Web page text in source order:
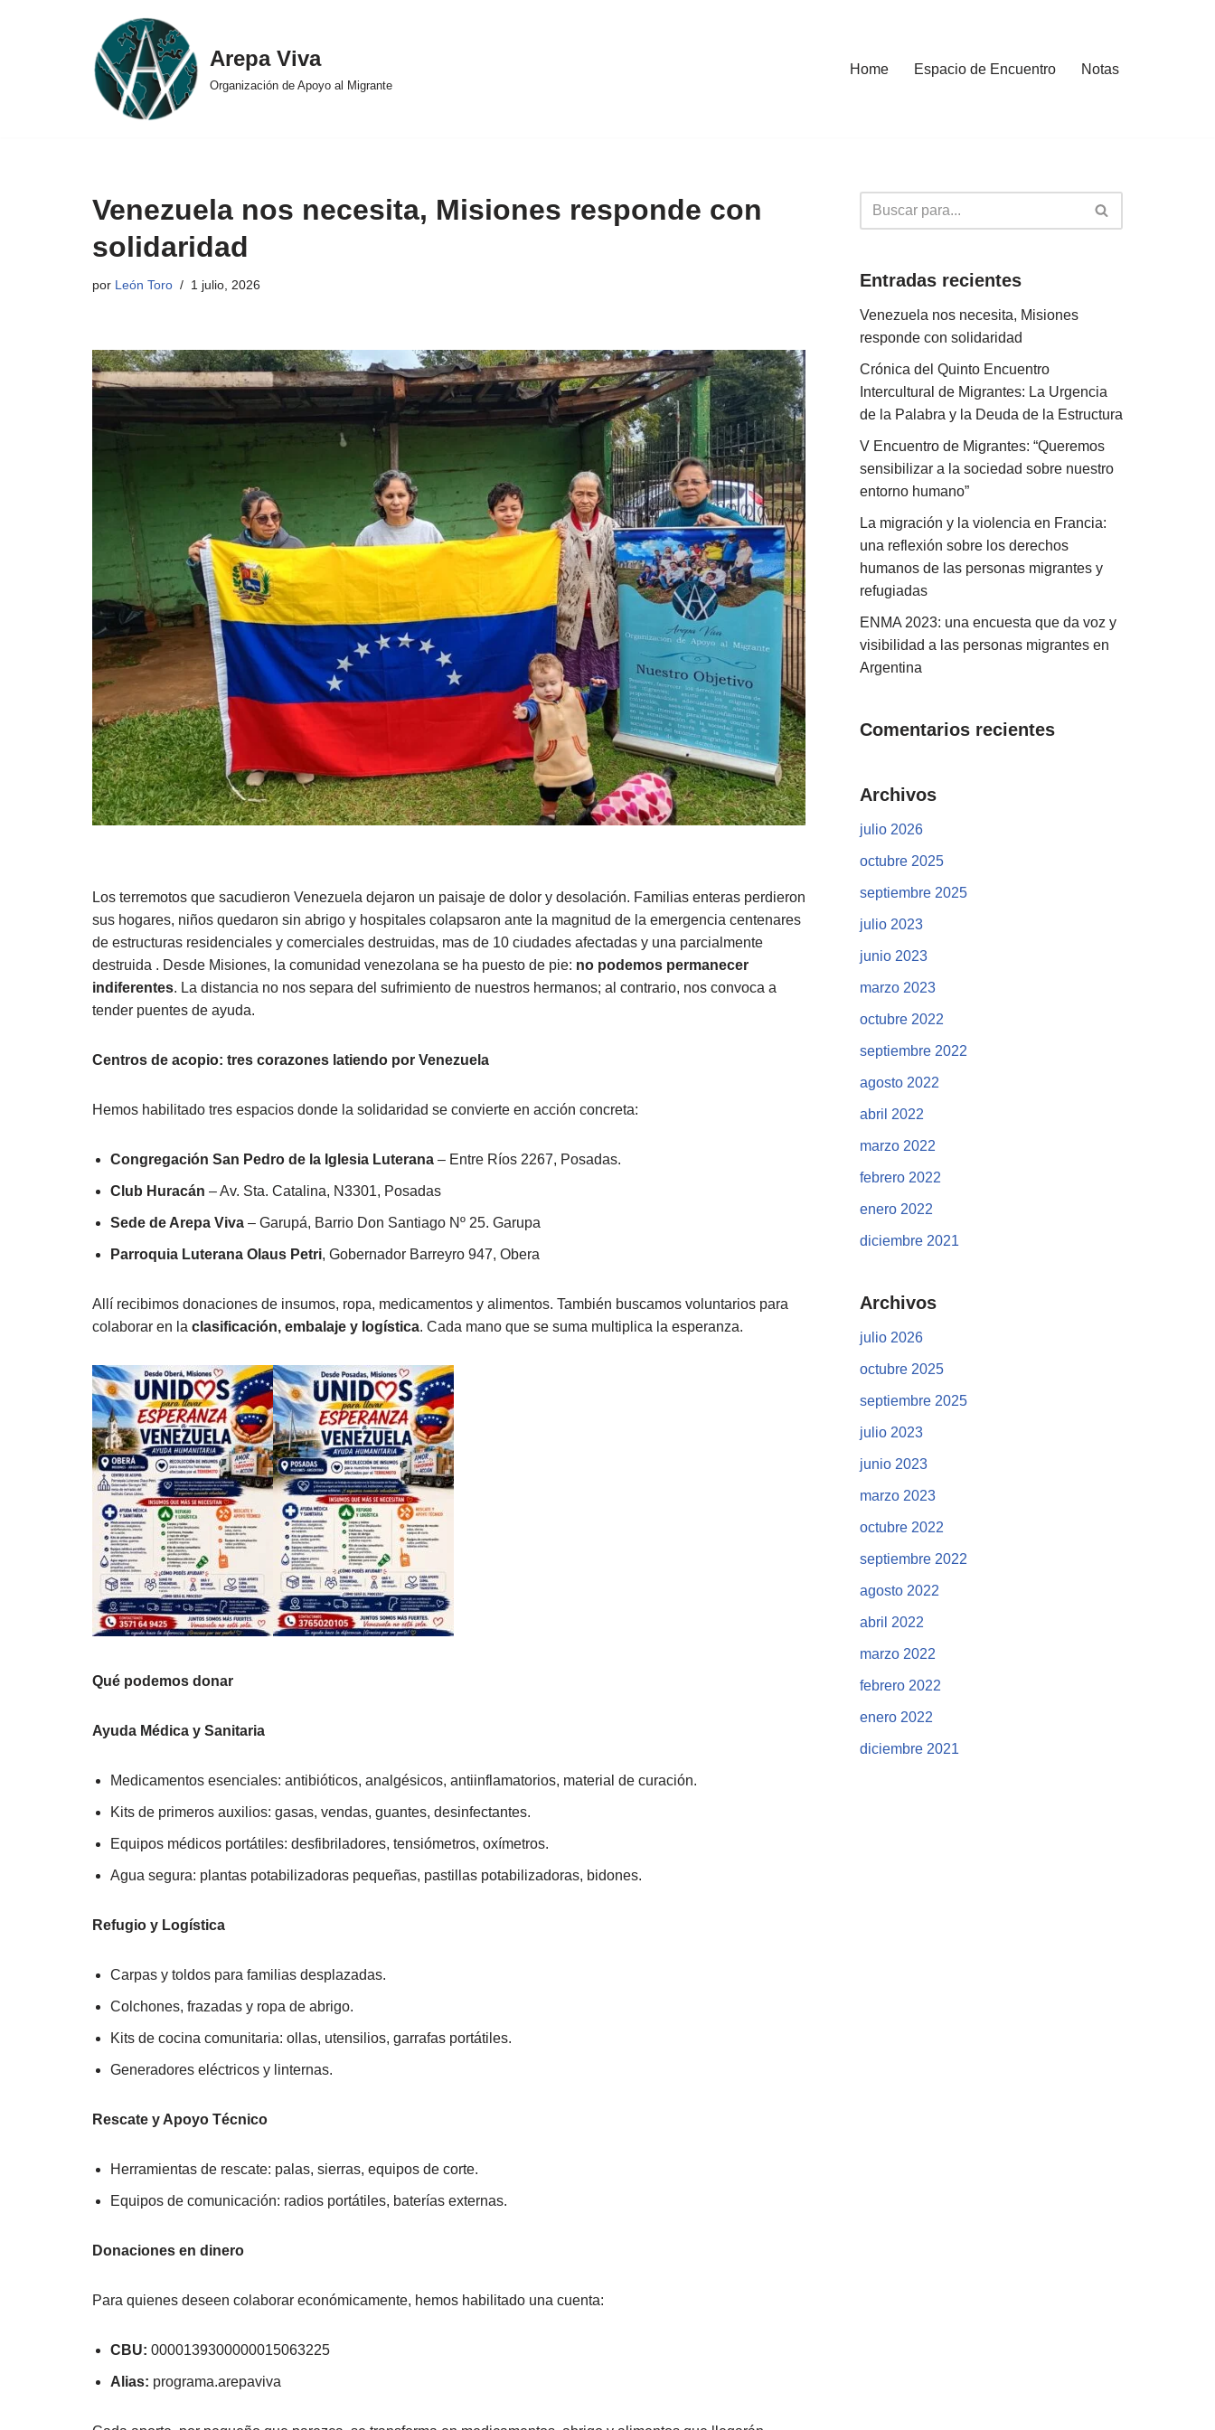
Arepa Viva
Organización de Apoyo al Migrante
Home Espacio de Encuentro Notas
Venezuela nos necesita, Misiones responde con
solidaridad
por León Toro 1 julio, 2026
Los terremotos que sacudieron Venezuela dejaron un paisaje de dolor y desolación. Familias enteras perdieron
sus hogares, niños quedaron sin abrigo y hospitales colapsaron ante la magnitud de la emergencia centenares
de estructuras residenciales y comerciales destruidas, mas de 10 ciudades afectadas y una parcialmente
destruida . Desde Misiones, la comunidad venezolana se ha puesto de pie: no podemos permanecer
indiferentes. La distancia no nos separa del sufrimiento de nuestros hermanos; al contrario, nos convoca a
tender puentes de ayuda.
Centros de acopio: tres corazones latiendo por Venezuela
Hemos habilitado tres espacios donde la solidaridad se convierte en acción concreta:
Congregación San Pedro de la Iglesia Luterana – Entre Ríos 2267, Posadas.
Club Huracán – Av. Sta. Catalina, N3301, Posadas
Sede de Arepa Viva – Garupá, Barrio Don Santiago Nº 25. Garupa
Parroquia Luterana Olaus Petri, Gobernador Barreyro 947, Obera
Allí recibimos donaciones de insumos, ropa, medicamentos y alimentos. También buscamos voluntarios para
colaborar en la clasificación, embalaje y logística. Cada mano que se suma multiplica la esperanza.
Qué podemos donar
Ayuda Médica y Sanitaria
Medicamentos esenciales: antibióticos, analgésicos, antiinflamatorios, material de curación.
Kits de primeros auxilios: gasas, vendas, guantes, desinfectantes.
Equipos médicos portátiles: desfibriladores, tensiómetros, oxímetros.
Agua segura: plantas potabilizadoras pequeñas, pastillas potabilizadoras, bidones.
Refugio y Logística
Carpas y toldos para familias desplazadas.
Colchones, frazadas y ropa de abrigo.
Kits de cocina comunitaria: ollas, utensilios, garrafas portátiles.
Generadores eléctricos y linternas.
Rescate y Apoyo Técnico
Herramientas de rescate: palas, sierras, equipos de corte.
Equipos de comunicación: radios portátiles, baterías externas.
Donaciones en dinero
Para quienes deseen colaborar económicamente, hemos habilitado una cuenta:
CBU: 0000139300000015063225
Alias: programa.arepaviva
Entradas recientes
Venezuela nos necesita, Misiones
responde con solidaridad
Crónica del Quinto Encuentro
Intercultural de Migrantes: La Urgencia
de la Palabra y la Deuda de la Estructura
V Encuentro de Migrantes: “Queremos
sensibilizar a la sociedad sobre nuestro
entorno humano”
La migración y la violencia en Francia:
una reflexión sobre los derechos
humanos de las personas migrantes y
refugiadas
ENMA 2023: una encuesta que da voz y
visibilidad a las personas migrantes en
Argentina
Comentarios recientes
Archivos
julio 2026
octubre 2025
septiembre 2025
julio 2023
junio 2023
marzo 2023
octubre 2022
septiembre 2022
agosto 2022
abril 2022
marzo 2022
febrero 2022
enero 2022
diciembre 2021
Archivos
julio 2026
octubre 2025
septiembre 2025
julio 2023
junio 2023
marzo 2023
octubre 2022
septiembre 2022
agosto 2022
abril 2022
marzo 2022
febrero 2022
enero 2022
diciembre 2021